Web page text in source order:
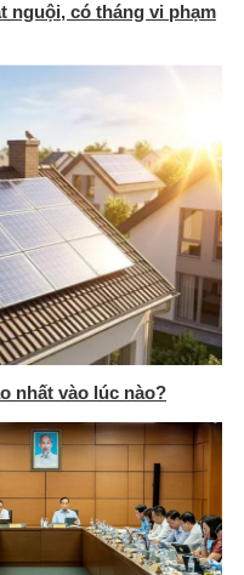
nguội, có tháng vi phạm
nhất vào lúc nào?